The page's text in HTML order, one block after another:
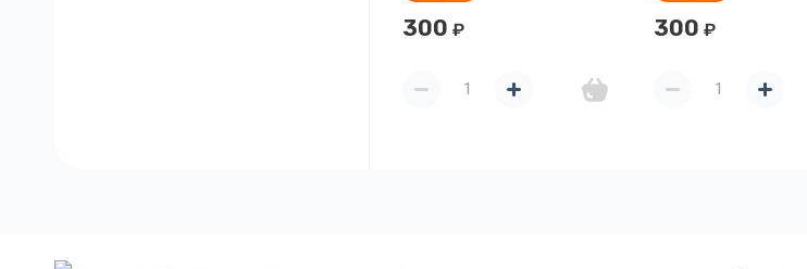
300 ₽ 300 ₽